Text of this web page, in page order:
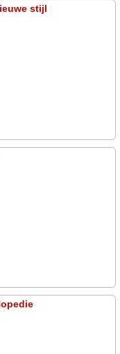
stijl